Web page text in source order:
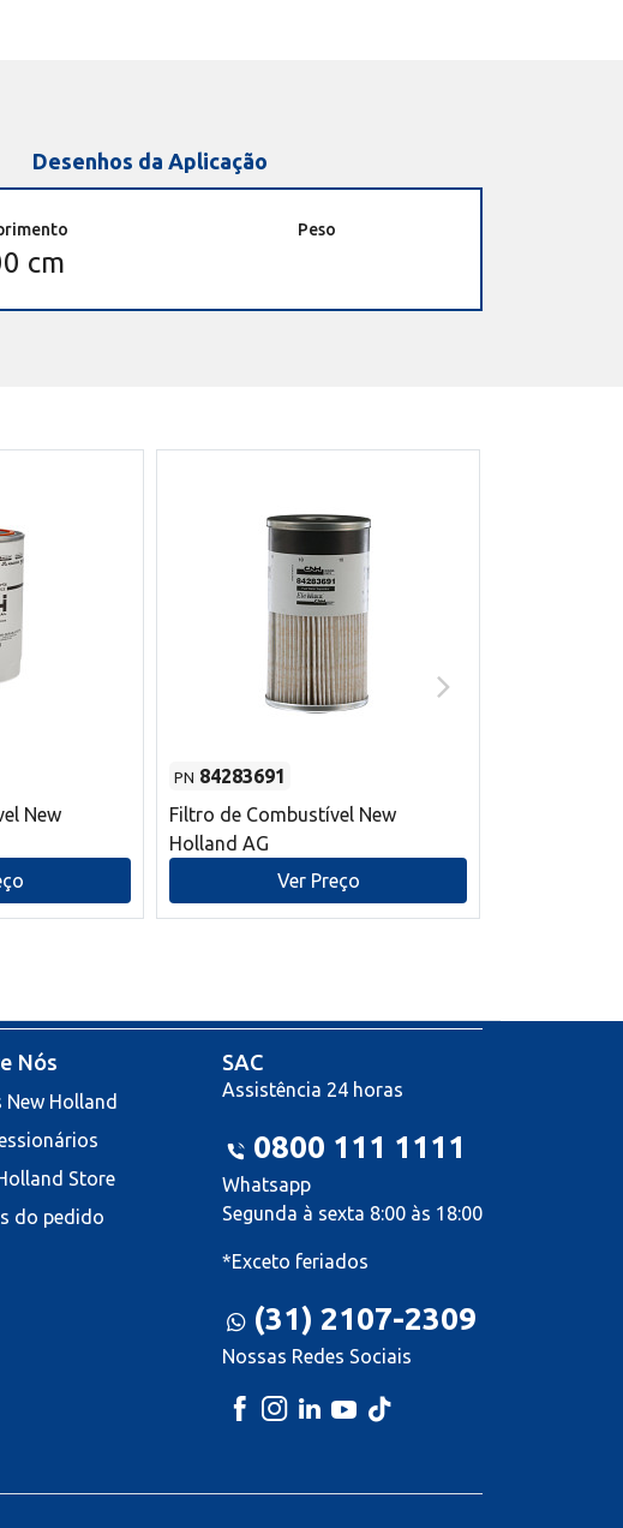
Desenhos da Aplicação
cm
Peso
New
PN 84283691
Filtro de Combustível New
Holland AG
Ver Preço
Nós
New Holland
Store
do pedido
SAC
Assistência 24 horas
0800 111 1111
Whatsapp
Segunda à sexta 8:00 às 18:00
*Exceto feriados
(31) 2107-2309
Nossas Redes Sociais